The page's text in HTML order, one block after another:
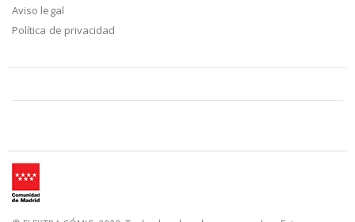
Aviso legal
Política de privacidad